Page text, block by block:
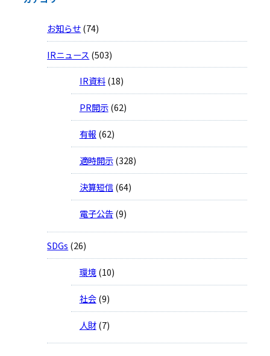
お知らせ(74)
IRニュース (503)
IR資料(18)
PR開示(62)
有報 (62)
適時開示(328)
決算短信(64)
電子公告(9)
SDGs (26)
環境(10)
社会(9)
人財(7)